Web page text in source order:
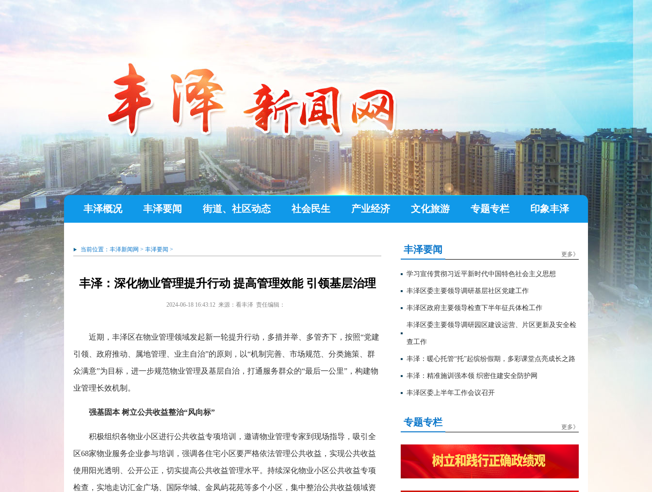
丰泽概况 丰泽要闻 街道、社区动态 社会民生 产业经济 文化旅游 专题专栏 印象丰泽
当前位置： 丰泽新闻网 > 丰泽要闻 >
丰泽：深化物业管理提升行动 提高管理效能 引领基层治理
2024-06-18 16:43:12 来源：看丰泽 责任编辑：
近期，丰泽区在物业管理领域发起新一轮提升行动，多措并举、多管齐下，按照“党建
引领、政府推动、属地管理、业主自治”的原则，以“机制完善、市场规范、分类施策、群
众满意”为目标，进一步规范物业管理及基层自治，打通服务群众的“最后一公里”，构建物
业管理长效机制。
强基固本 树立公共收益整治“风向标”
积极组织各物业小区进行公共收益专项培训，邀请物业管理专家到现场指导，吸引全
区68家物业服务企业参与培训，强调各住宅小区要严格依法管理公共收益，实现公共收益
使用阳光透明、公开公正，切实提高公共收益管理水平。持续深化物业小区公共收益专项
检查，实地走访汇金广场、国际华城、金凤屿花苑等多个小区，集中整治公共收益领域资
丰泽要闻 更多》
学习宣传贯彻习近平新时代中国特色社会主义思想
丰泽区委主要领导调研基层社区党建工作
丰泽区政府主要领导检查下半年征兵体检工作
丰泽区委主要领导调研园区建设运营、片区更新及安全检
查工作
丰泽：暖心托管“托”起缤纷假期，多彩课堂点亮成长之路
丰泽：精准施训强本领 织密住建安全防护网
丰泽区委上半年工作会议召开
专题专栏 更多》